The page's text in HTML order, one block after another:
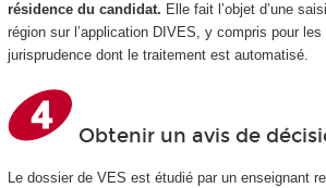
résidence du candidat. Elle fait l’objet d’une
région sur l’application DIVES, y compris pour
jurisprudence dont le traitement est automatisé.
Obtenir un avis de
Le dossier de VES est étudié par un enseignant